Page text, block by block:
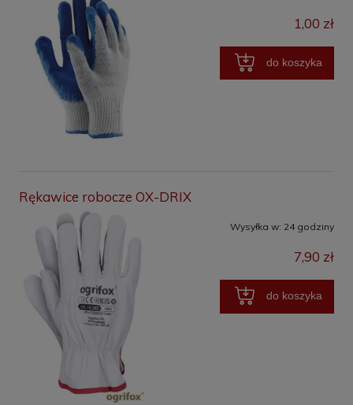
1,00 zł
do koszyka
Rękawice robocze OX-DRIX
Wysyłka w: 24 godziny
7,90 zł
do koszyka